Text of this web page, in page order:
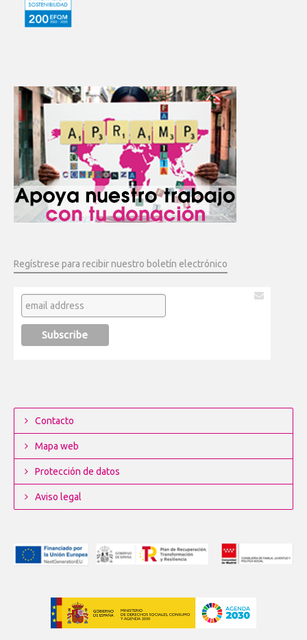
Regístrese para recibir nuestro boletín electrónico
Contacto
Mapa web
Protección de datos
Aviso legal